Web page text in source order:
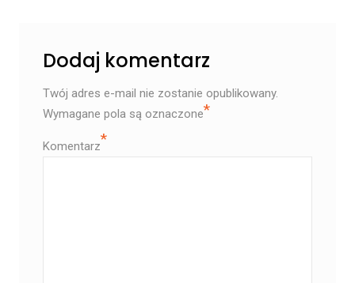
Dodaj komentarz
Twój adres e-mail nie zostanie opublikowany.
Wymagane pola są oznaczone*
Komentarz*